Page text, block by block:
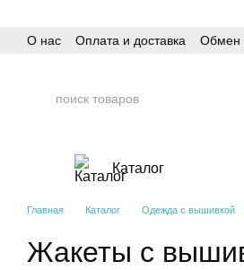
О нас
Оплата и доставка Обмен
Каталог
Главная Каталог Одежда с вышивкой
Жакеты с